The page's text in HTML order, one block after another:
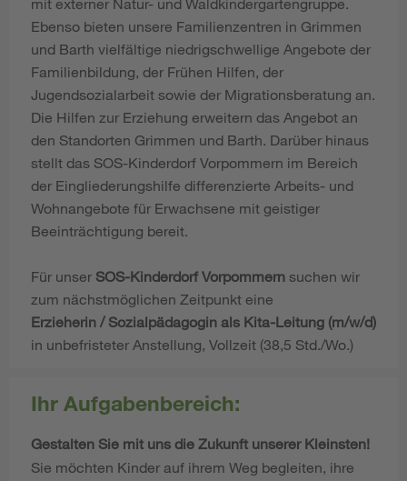
Ebenso bieten unsere Familienzentren in Grimmen
und Barth vielfältige niedrigschwellige Angebote der
Familienbildung, der Frühen Hilfen, der
Jugendsozialarbeit sowie der Migrationsberatung an.
Die Hilfen zur Erziehung erweitern das Angebot an
den Standorten Grimmen und Barth. Darüber hinaus
stellt das SOS-Kinderdorf Vorpommern im Bereich
der Eingliederungshilfe differenzierte Arbeits- und
Wohnangebote für Erwachsene mit geistiger
Beeinträchtigung bereit.
Für unser SOS-Kinderdorf Vorpommern suchen wir
zum nächstmöglichen Zeitpunkt eine
Erzieherin / Sozialpädagogin als Kita-Leitung (m/w/d)
in unbefristeter Anstellung, Vollzeit (38,5 Std./Wo.)
Ihr Aufgabenbereich:
Gestalten Sie mit uns die Zukunft unserer Kleinsten!
Sie möchten Kinder auf ihrem Weg begleiten, ihre